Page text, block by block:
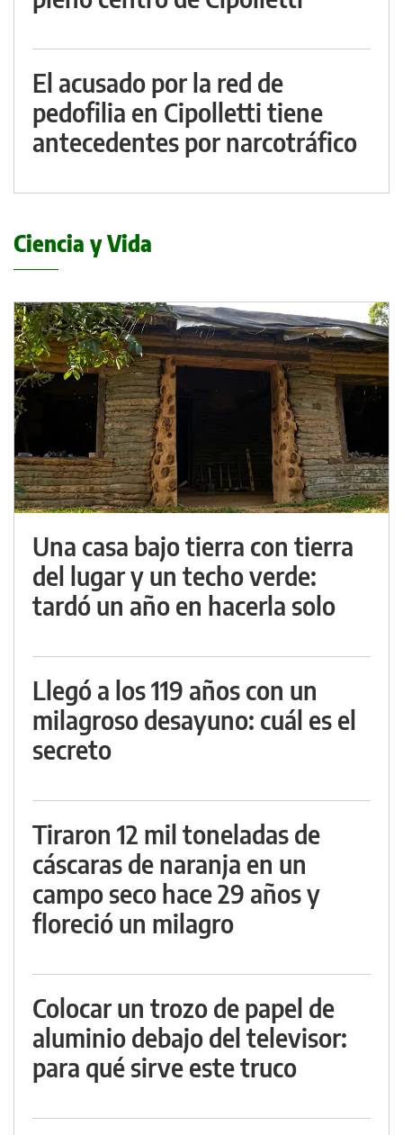
El acusado por la red de
pedofilia en Cipolletti tiene
antecedentes por narcotráfico
Ciencia y Vida
Una casa bajo tierra con tierra
del lugar y un techo verde:
tardó un año en hacerla solo
Llegó a los 119 años con un
milagroso desayuno: cuál es el
secreto
Tiraron 12 mil toneladas de
cáscaras de naranja en un
campo seco hace 29 años y
floreció un milagro
Colocar un trozo de papel de
aluminio debajo del televisor:
para qué sirve este truco